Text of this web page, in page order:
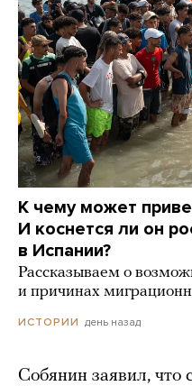
К чему может
И коснется ли он
в Испании?
Рассказываем о
и причинах
ИСТОРИИ день назад
Собянин заявил, что